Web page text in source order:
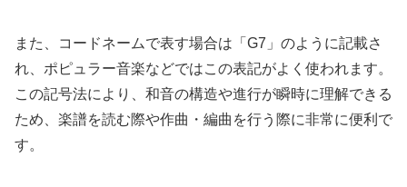
また、コードネームで表す場合は「G7」のように記載さ
れ、ポピュラー音楽などではこの表記がよく使われます。
この記号法により、和音の構造や進行が瞬時に理解できる
ため、楽譜を読む際や作曲・編曲を行う際に非常に便利で
す。